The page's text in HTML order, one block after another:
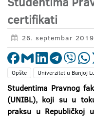
certifikati
26. septembar
Opšte Univerzitet u Banjoj
Studentima Pravnog
(UNIBL), koji su u
praksu u Republičkoj